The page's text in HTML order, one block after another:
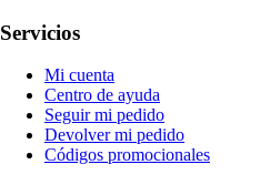
Servicios
Mi cuenta
Centro de ayuda
Seguir mi pedido
Devolver mi pedido
Códigos promocionales